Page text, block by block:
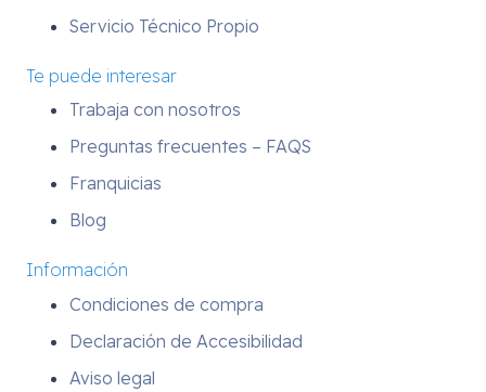
Servicio Técnico Propio
Te puede interesar
Trabaja con nosotros
Preguntas frecuentes – FAQS
Franquicias
Blog
Información
Condiciones de compra
Declaración de Accesibilidad
Aviso legal